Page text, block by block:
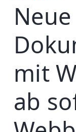
Neue
mit
ab